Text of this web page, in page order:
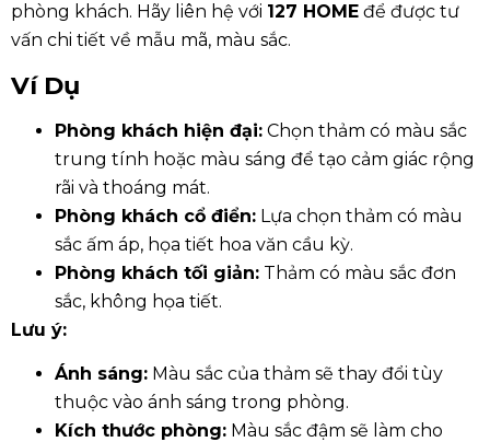
phòng khách. Hãy liên hệ với 127 HOME để được tư
vấn chi tiết về mẫu mã, màu sắc.
Ví Dụ
Phòng khách hiện đại: Chọn thảm có màu sắc
trung tính hoặc màu sáng để tạo cảm giác rộng
rãi và thoáng mát.
Phòng khách cổ điển: Lựa chọn thảm có màu
sắc ấm áp, họa tiết hoa văn cầu kỳ.
Phòng khách tối giản: Thảm có màu sắc đơn
sắc, không họa tiết.
Lưu ý:
Ánh sáng: Màu sắc của thảm sẽ thay đổi tùy
thuộc vào ánh sáng trong phòng.
Kích thước phòng: Màu sắc đậm sẽ làm cho